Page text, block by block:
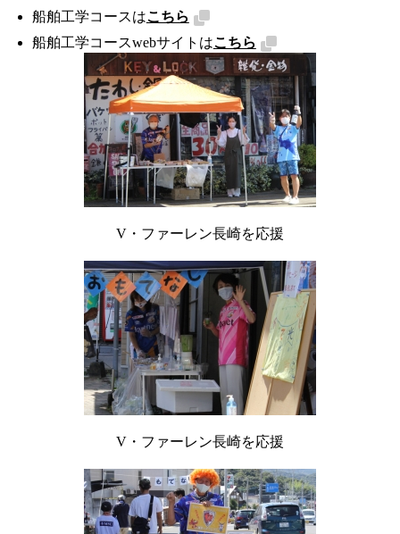
船舶工学コースはこちら
船舶工学コースwebサイトはこちら
V・ファーレン長崎を応援
V・ファーレン長崎を応援